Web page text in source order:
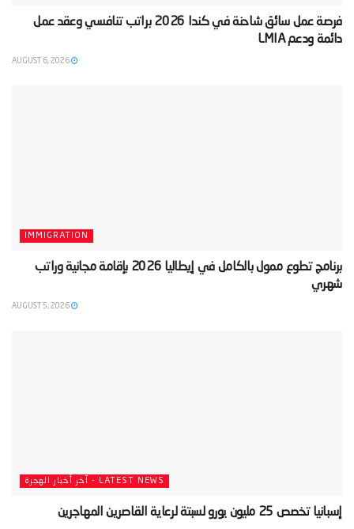
‫فرصة عمل سائق شاحنة في كندا 2026 براتب تنافسي وعقد عمل
دائمة ودعم LMIA‬
IMMIGRATION
‫برنامج تطوع ممول بالكامل في إيطاليا 2026 بإقامة مجانية وراتب
شهري‬
LATEST NEWS - آخر أخبار الهجرة
‫إسبانيا تخصص 25 مليون يورو لسبتة لرعاية القاصرين المهاجرين‬